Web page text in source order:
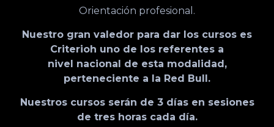
Orientación profesional.
Nuestro gran valedor para dar los cursos es
Criterioh uno de los referentes a
nivel nacional de esta modalidad,
perteneciente a la Red Bull.
Nuestros cursos serán de 3 días en sesiones
de tres horas cada día.